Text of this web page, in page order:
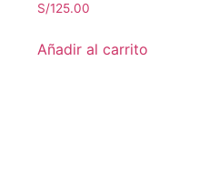
S/125.00
Añadir al carrito